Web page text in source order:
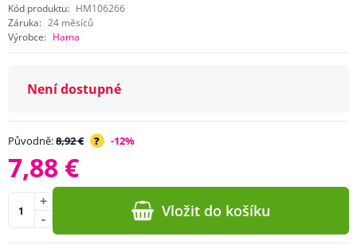
Kód produktu: HM106266
Záruka: 24 měsíců
Výrobce: Hama
Není dostupné
Původně:8,92 € ? -12%
7,88 €
-
+ Vložit do košíku